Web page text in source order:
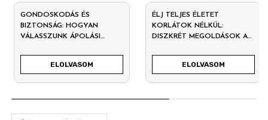
GONDOSKODÁS ÉS
BIZTONSÁG: HOGYAN
VÁLASSZUNK ÁPOLÁSI
SZÁMÁRA?
ELOLVASOM
ÉLJ TELJES ÉLETET
KORLÁTOK NÉLKÜL:
DISZKRÉT MEGOLDÁSOK A
ELOLVASOM